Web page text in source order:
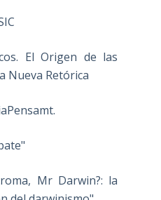
El Origen de las
Nueva Retórica
Mr Darwin?: la